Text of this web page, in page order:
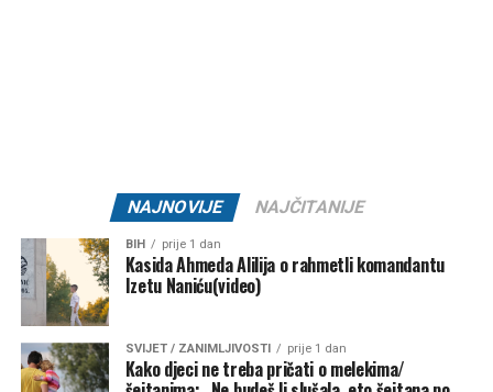
NAJNOVIJE NAJČITANIJE
BIH prije 1 dan
Kasida Ahmeda Alilija o rahmetli komandantu
Izetu Naniću(video)
SVIJET / ZANIMLJIVOSTI prije 1 dan
Kako djeci ne treba pričati o melekima/